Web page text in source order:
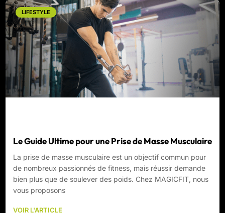
LIFESTYLE
Le Guide Ultime pour une Prise de Masse Musculaire
La prise de masse musculaire est un objectif commun pour
de nombreux passionnés de fitness, mais réussir demande
bien plus que de soulever des poids. Chez MAGICFIT, nous
vous proposons
VOIR L'ARTICLE